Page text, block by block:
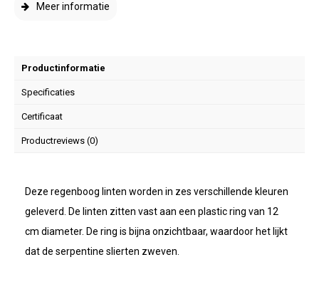
Meer informatie
Productinformatie
Specificaties
Certificaat
Productreviews (0)
Deze regenboog linten worden in zes verschillende kleuren
geleverd. De linten zitten vast aan een plastic ring van 12
cm diameter. De ring is bijna onzichtbaar, waardoor het lijkt
dat de serpentine slierten zweven.